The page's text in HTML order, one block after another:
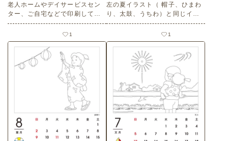
老人ホームやデイサービスセン
ター、ご自宅などで印刷してお
使いいただける無料の高齢者向
け介護レク素材 塗り絵「浴衣を
着て夏祭り」（塗り絵・上級）
葉月・August・うちわ・綿あ
め・わたあめ・水ヨーヨー・提
1
左の夏イラスト（ 帽子、ひまわ
り、太鼓、うちわ）と同じイラ
ストを右から探して、線で結び
ービスセンター、ご自宅などで
印刷してお使いいただける無料
の高齢者向け介護レク素材 同じ
ものを線で結ぶ脳トレ・クイズ
「夏」（脳トレ・クイズ・初
級）です。
1